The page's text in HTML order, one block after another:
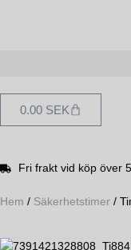
0.00 SEK
Fri frakt vid köp över
Hem / Säkerhetstimer /